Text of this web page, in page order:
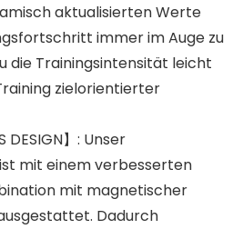
aktualisierten Werte
immer im Auge zu
die Trainingsintensität leicht
zielorientierter
DESIGN】: Unser
mit einem verbesserten
mit magnetischer
Dadurch